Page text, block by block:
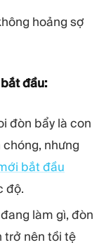
hoảng sợ
đầu:
đòn bẩy là con
nhưng
bắt đầu
độ.
làm gì, đòn
trở nên tồi tệ